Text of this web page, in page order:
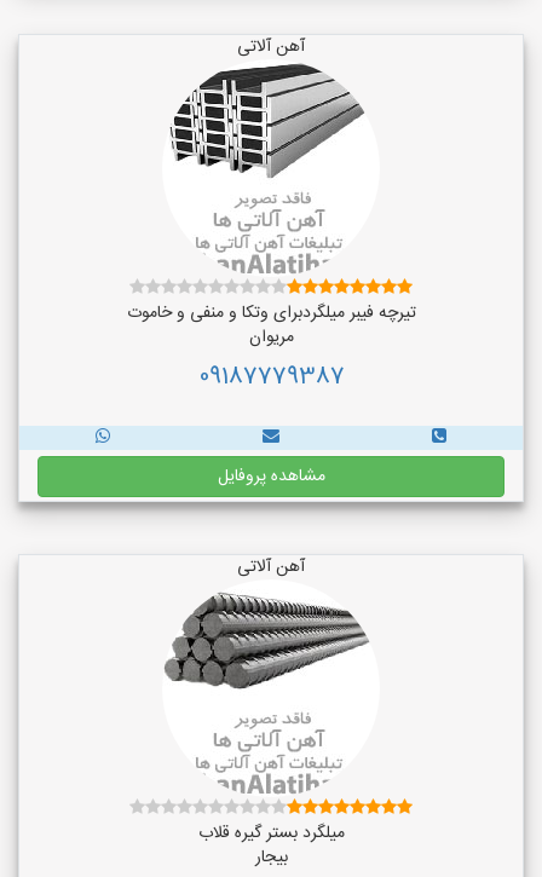
آهن آلاتی
تیرچه فیبر میلگردبرای وتکا و منفی و خاموت
مریوان
09187779387
مشاهده پروفایل
آهن آلاتی
میلگرد بستر گیره قلاب
بیجار